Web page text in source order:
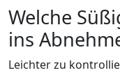
Welche
ins
Leichter zu